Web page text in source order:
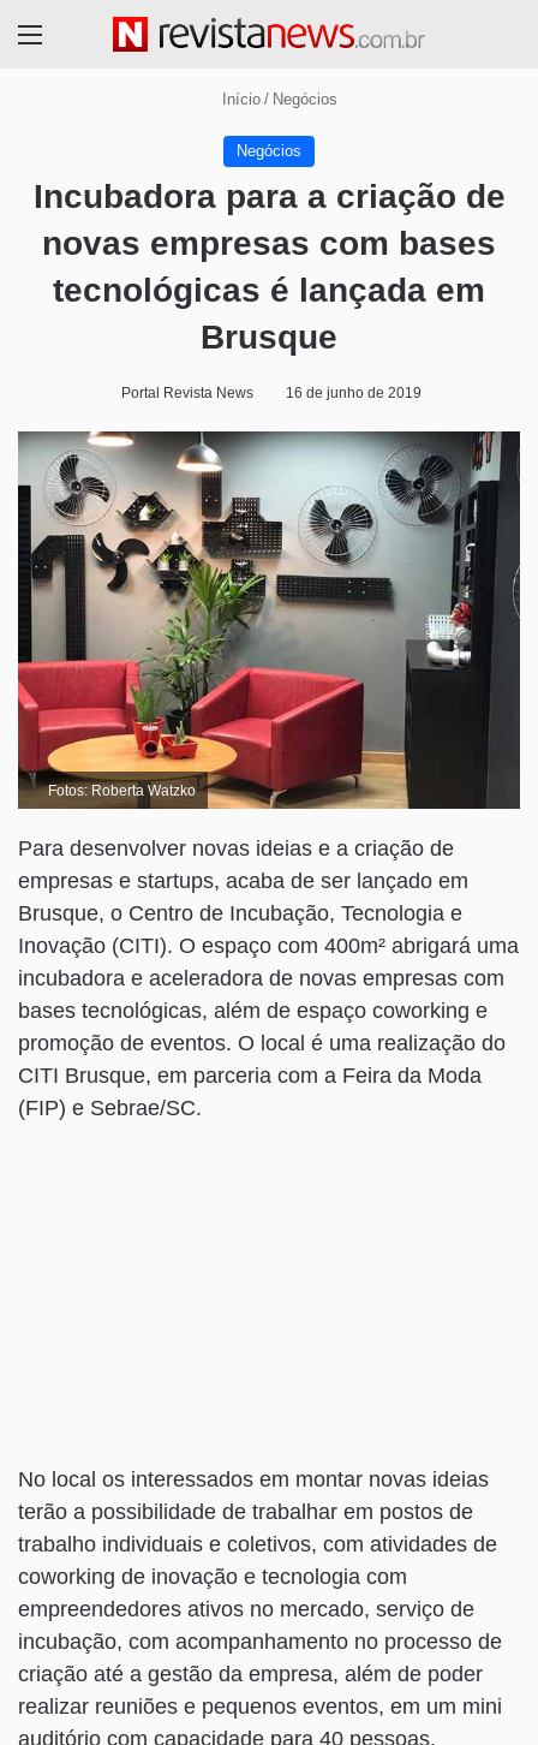
Início / Negócios
Negócios
Incubadora para a criação de
novas empresas com bases
tecnológicas é lançada em
Brusque
Portal Revista News 16 de junho de 2019
Fotos: Roberta Watzko
Para desenvolver novas ideias e a criação de
empresas e startups, acaba de ser lançado em
Brusque, o Centro de Incubação, Tecnologia e
Inovação (CITI). O espaço com 400m² abrigará uma
incubadora e aceleradora de novas empresas com
bases tecnológicas, além de espaço coworking e
promoção de eventos. O local é uma realização do
CITI Brusque, em parceria com a Feira da Moda
(FIP) e Sebrae/SC.
No local os interessados em montar novas ideias
terão a possibilidade de trabalhar em postos de
trabalho individuais e coletivos, com atividades de
coworking de inovação e tecnologia com
empreendedores ativos no mercado, serviço de
incubação, com acompanhamento no processo de
criação até a gestão da empresa, além de poder
realizar reuniões e pequenos eventos, em um mini
auditório com capacidade para 40 pessoas.